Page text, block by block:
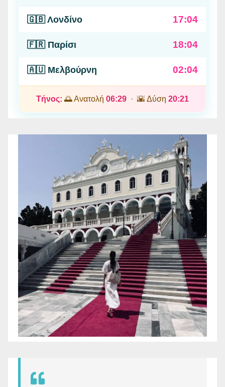
🇬🇧 Λονδίνο 17:04
🇫🇷 Παρίσι 18:04
🇦🇺 Μελβούρνη 02:04
Τήνος: 🌅 Ανατολή 06:29 · 🌇 Δύση 20:21